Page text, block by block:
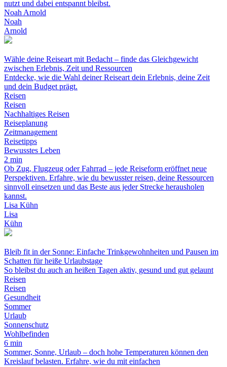
nutzt und dabei entspannt bleibst.
Noah Arnold
Noah
Arnold
Wähle deine Reiseart mit Bedacht – finde das Gleichgewicht
zwischen Erlebnis, Zeit und Ressourcen
Entdecke, wie die Wahl deiner Reiseart dein Erlebnis, deine Zeit
und dein Budget prägt.
Reisen
Reisen
Nachhaltiges Reisen
Reiseplanung
Zeitmanagement
Reisetipps
Bewusstes Leben
2 min
Ob Zug, Flugzeug oder Fahrrad – jede Reiseform eröffnet neue
Perspektiven. Erfahre, wie du bewusster reisen, deine Ressourcen
sinnvoll einsetzen und das Beste aus jeder Strecke herausholen
kannst.
Lisa Kühn
Lisa
Kühn
Bleib fit in der Sonne: Einfache Trinkgewohnheiten und Pausen im
Schatten für heiße Urlaubstage
So bleibst du auch an heißen Tagen aktiv, gesund und gut gelaunt
Reisen
Reisen
Gesundheit
Sommer
Urlaub
Sonnenschutz
Wohlbefinden
6 min
Sommer, Sonne, Urlaub – doch hohe Temperaturen können den
Kreislauf belasten. Erfahre, wie du mit einfachen